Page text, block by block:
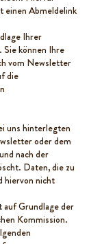
Abmeldelink
Ihrer
können Ihre
vom Newsletter
die
uns hinterlegten
oder dem
nach der
Daten, die zu
hiervon nicht
Grundlage der
Kommission.